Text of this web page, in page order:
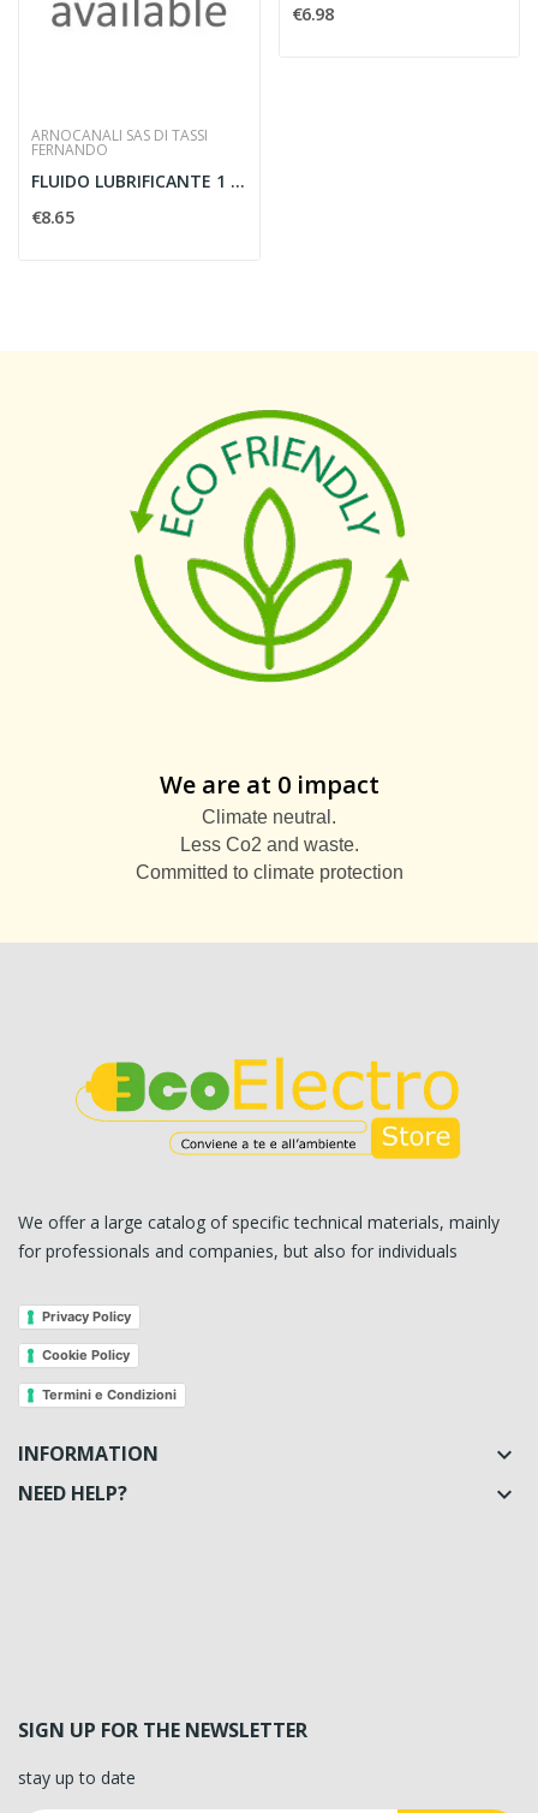
ARNOCANALI SAS DI TASSI
FERNANDO
FLUIDO LUBRIFICANTE 1 LITRO
€8.65
€6.98
We are at 0 impact
Climate neutral.
Less Co2 and waste.
Committed to climate protection
We offer a large catalog of specific technical materials, mainly
for professionals and companies, but also for individuals
Privacy Policy
Cookie Policy
Termini e Condizioni
INFORMATION 
NEED HELP? 
SIGN UP FOR THE NEWSLETTER
stay up to date